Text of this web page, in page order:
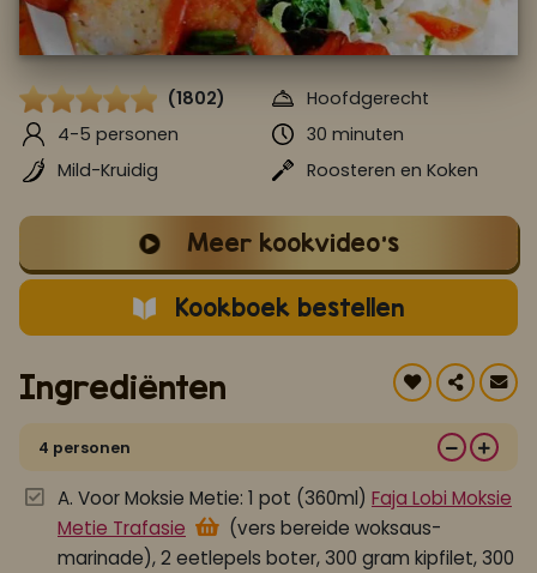
Ofklik hierom je aan te melden voor Mijn Kookboek.
(1802)
Hoofdgerecht
4-5 personen
30 minuten
Mild-Kruidig
Roosteren en Koken
Meer kookvideo's
Kookboek bestellen
Ingrediënten
4 personen
A. Voor Moksie Metie: 1 pot (360ml) Faja Lobi Moksie
Metie Trafasie
(vers bereide woksaus-
marinade), 2 eetlepels boter, 300 gram kipfilet, 300